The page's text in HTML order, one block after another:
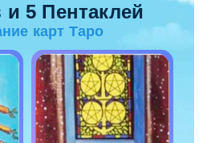
5 Пентаклей
карт Таро